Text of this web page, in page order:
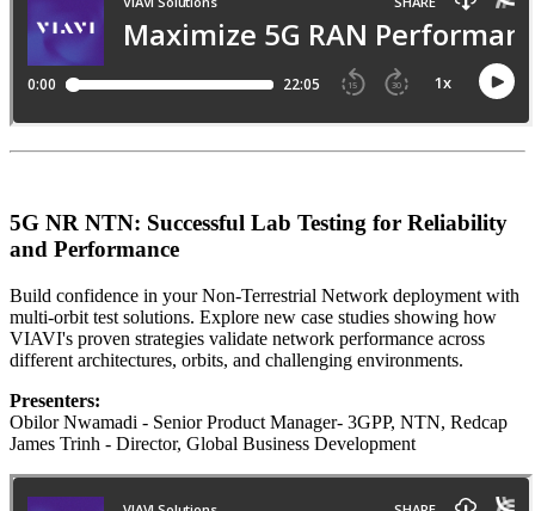
5G NR NTN: Successful Lab Testing for Reliability
and Performance
Build confidence in your Non-Terrestrial Network deployment with
multi-orbit test solutions. Explore new case studies showing how
VIAVI's proven strategies validate network performance across
different architectures, orbits, and challenging environments.
Presenters:
Obilor Nwamadi - Senior Product Manager- 3GPP, NTN, Redcap
James Trinh - Director, Global Business Development